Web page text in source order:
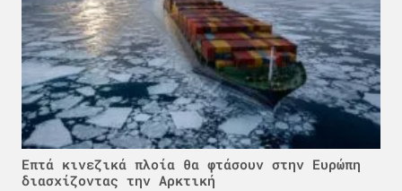
Επτά κινεζικά πλοία θα φτάσουν στην Ευρώπη
διασχίζοντας την Αρκτική